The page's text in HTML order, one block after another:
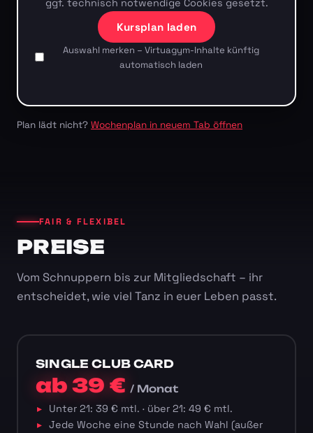
ggf. technisch notwendige Cookies gesetzt.
Kursplan laden
Auswahl merken – Virtuagym-Inhalte künftig
automatisch laden
Plan lädt nicht? Wochenplan in neuem Tab öffnen
FAIR & FLEXIBEL
PREISE
Vom Schnuppern bis zur Mitgliedschaft – ihr
entscheidet, wie viel Tanz in euer Leben passt.
SINGLE CLUB CARD
ab 39 €/ Monat
Unter 21: 39 € mtl. · über 21: 49 € mtl.
Jede Woche eine Stunde nach Wahl (außer